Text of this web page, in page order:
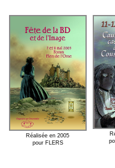
Réalisée en 2005
pour FLERS